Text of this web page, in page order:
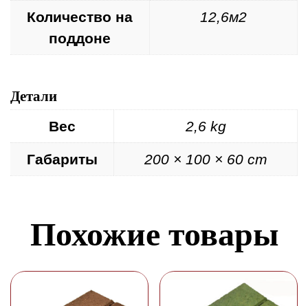
Количество на
поддоне
12,6м2
Детали
Вес 2,6 kg
Габариты 200 × 100 × 60 cm
Похожие товары